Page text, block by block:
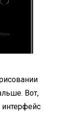
Вот,
интерфейс